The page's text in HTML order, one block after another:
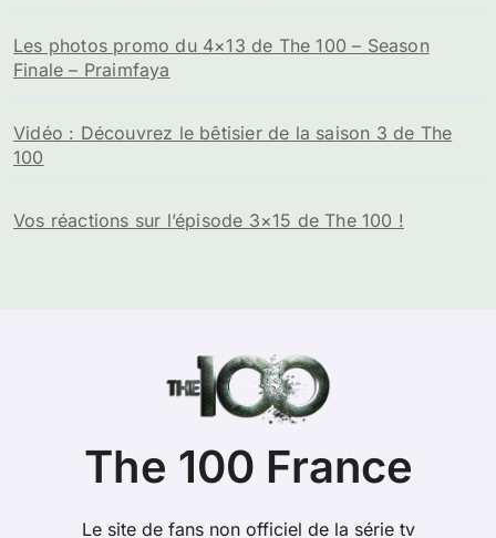
Les photos promo du 4×13 de The 100 – Season
Finale – Praimfaya
Vidéo : Découvrez le bêtisier de la saison 3 de The
100
Vos réactions sur l’épisode 3×15 de The 100 !
The 100 France
Le site de fans non officiel de la série tv